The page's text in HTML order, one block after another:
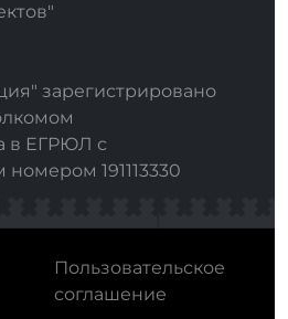
зарегистрировано
в ЕГРЮЛ с
191113330
Пользовательское
соглашение